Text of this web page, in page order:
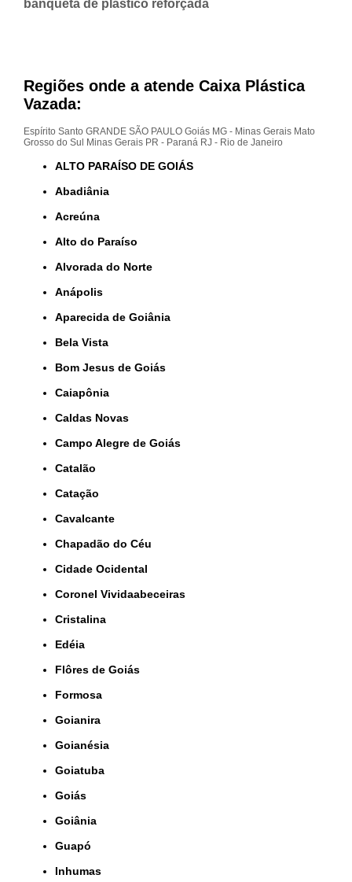
banqueta de plástico reforçada
Regiões onde a atende Caixa Plástica
Vazada:
Espírito Santo GRANDE SÃO PAULO Goiás MG - Minas Gerais Mato
Grosso do Sul
Minas Gerais PR - Paraná RJ - Rio de Janeiro
ALTO PARAÍSO DE GOIÁS
Abadiânia
Acreúna
Alto do Paraíso
Alvorada do Norte
Anápolis
Aparecida de Goiânia
Bela Vista
Bom Jesus de Goiás
Caiapônia
Caldas Novas
Campo Alegre de Goiás
Catalão
Catação
Cavalcante
Chapadão do Céu
Cidade Ocidental
Coronel Vividaabeceiras
Cristalina
Edéia
Flôres de Goiás
Formosa
Goianira
Goianésia
Goiatuba
Goiás
Goiânia
Guapó
Inhumas